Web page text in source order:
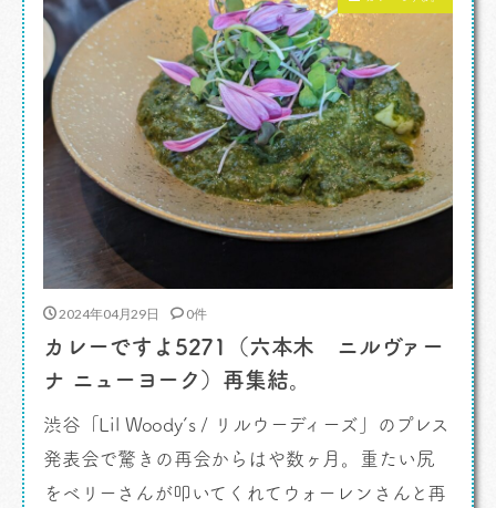
る […]
2024年04月29日 0件
カレーですよ5271（六本木 ニルヴァー
ナ ニューヨーク）再集結。
渋谷「Lil Woody’s / リルウーディーズ」のプレス
発表会で驚きの再会からはや数ヶ月。重たい尻
をベリーさんが叩いてくれてウォーレンさんと再